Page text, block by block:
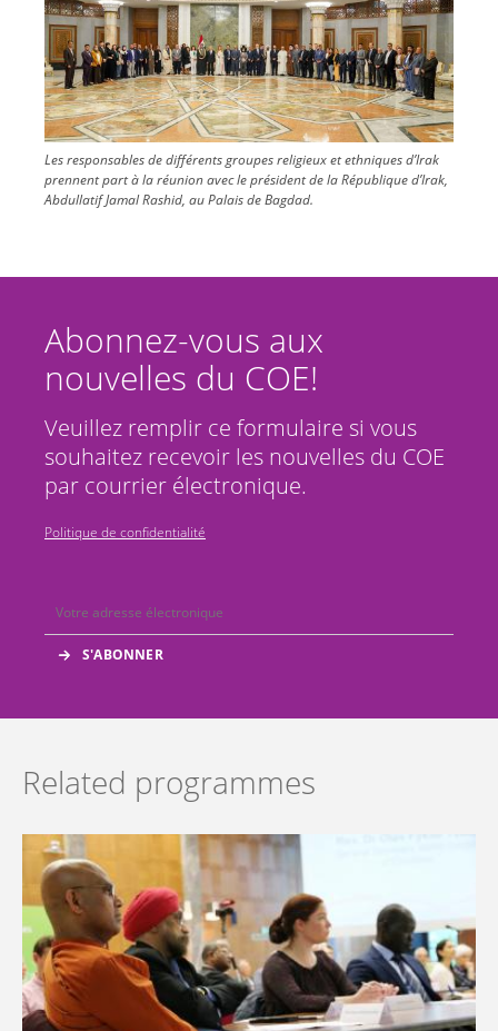
Les responsables de différents groupes religieux et ethniques d’Irak
prennent part à la réunion avec le président de la République d’Irak,
Abdullatif Jamal Rashid, au Palais de Bagdad.
Abonnez-vous aux
nouvelles du COE!
Veuillez remplir ce formulaire si vous
souhaitez recevoir les nouvelles du COE
par courrier électronique.
Politique de confidentialité
Related programmes